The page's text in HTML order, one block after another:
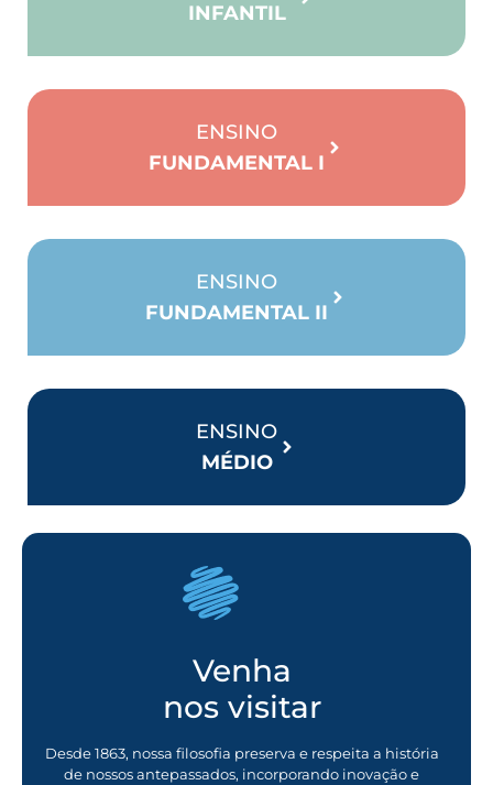
INFANTIL
ENSINO
FUNDAMENTAL I
ENSINO
FUNDAMENTAL II
ENSINO
MÉDIO
Venha
nos visitar
Desde 1863, nossa filosofia preserva e respeita a história
de nossos antepassados, incorporando inovação e